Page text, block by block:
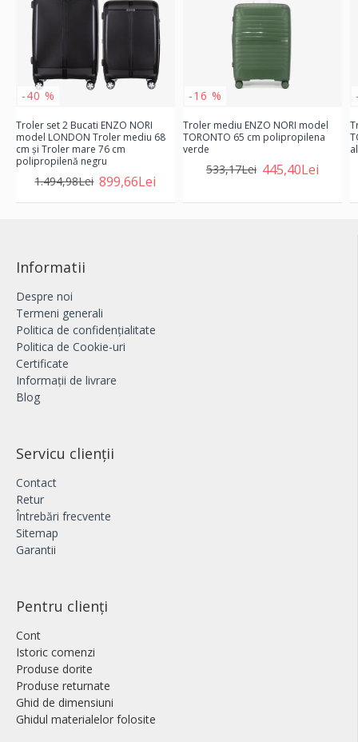
-40 %
Troler set 2 Bucati ENZO NORI
model LONDON Troler mediu 68
cm şi Troler mare 76 cm
polipropilenă negru
899,66Lei
1.494,98Lei
-16 %
Troler mediu ENZO NORI model
TORONTO 65 cm polipropilena
verde
445,40Lei
533,17Lei
Informatii
Despre noi
Termeni generali
Politica de confidențialitate
Politica de Cookie-uri
Certificate
Informații de livrare
Blog
Servicu clienții
Contact
Retur
Întrebări frecvente
Sitemap
Garantii
Pentru clienți
Cont
Istoric comenzi
Produse dorite
Produse returnate
Ghid de dimensiuni
Ghidul materialelor folosite